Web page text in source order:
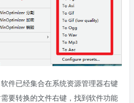
件已经集合在系统资源管理器右键
要转换的文件右键，找到软件功能